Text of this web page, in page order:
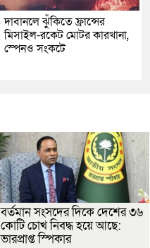
দাবানলে ঝুঁকিতে ফ্রান্সের
মিসাইল-রকেট মোটর কারখানা,
স্পেনও সংকটে
বর্তমান সংসদের দিকে দেশের ৩৬
কোটি চোখ নিবদ্ধ হয়ে আছে:
ভারপ্রাপ্ত স্পিকার